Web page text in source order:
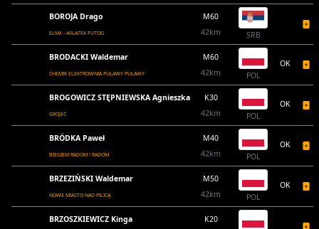
BOROJA Drago
ELMX - 40LATEK FUTOG
M60
42km
SRB
BRODACKI Waldemar
CHEMIK ELEKTROWNIA PUŁAWY PUŁAWY
M60
42km
POL
OK
BROGOWICZ STĘPNIEWSKA Agnieszka
GRÓJEC
K30
42km
POL
OK
BRÓDKA Paweł
BIEGIEM RADOM ! RADOM
M40
42km
POL
OK
BRZEZIŃSKI Waldemar
NOWE MIASTO NAD PILICĄ
M50
42km
POL
OK
BRZOSZKIEWICZ Kinga
K20